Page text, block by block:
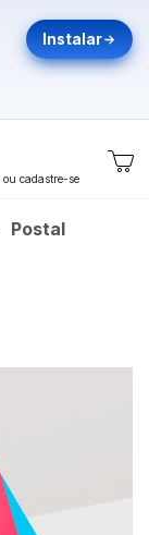
Instalar
ou cadastre-se
Postal